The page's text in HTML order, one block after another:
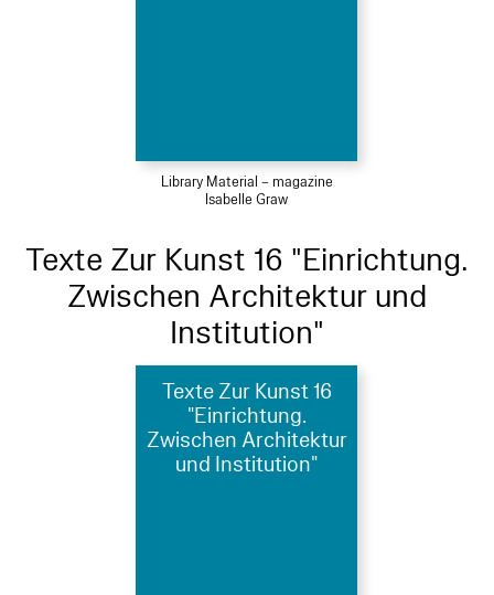
Library Material – magazine
Isabelle Graw
Texte Zur Kunst 16 "Einrichtung.
Zwischen Architektur und
Institution"
Texte Zur Kunst 16
"Einrichtung.
Zwischen Architektur
und Institution"